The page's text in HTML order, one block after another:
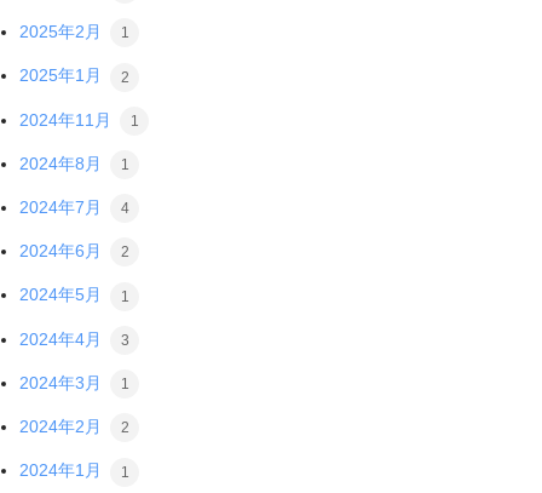
2025年2月 1
2025年1月 2
2024年11月 1
2024年8月 1
2024年7月 4
2024年6月 2
2024年5月 1
2024年4月 3
2024年3月 1
2024年2月 2
2024年1月 1